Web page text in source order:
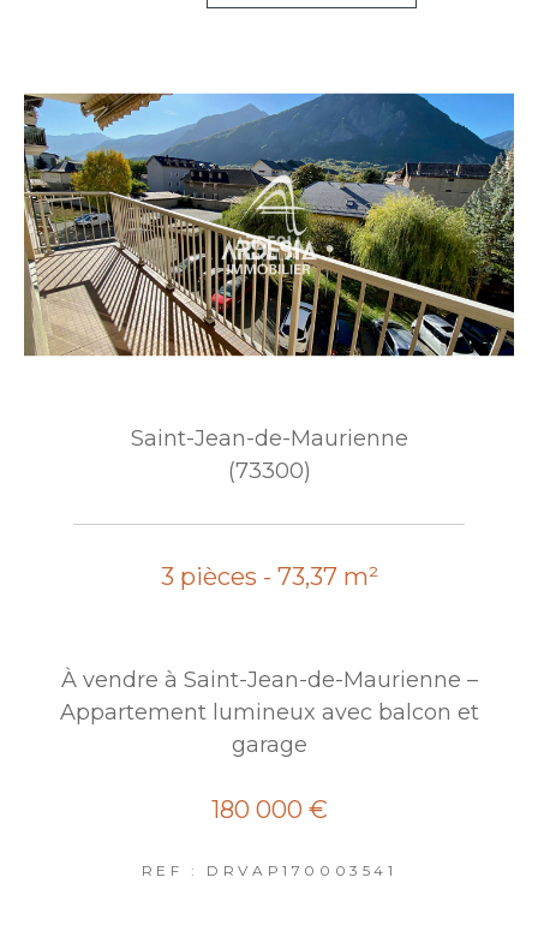
Saint-Jean-de-Maurienne
(73300)
3 pièces - 73,37 m²
À vendre à Saint-Jean-de-Maurienne –
Appartement lumineux avec balcon et
garage
180 000 €
REF : DRVAP170003541